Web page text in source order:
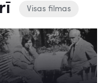
Visas filmas